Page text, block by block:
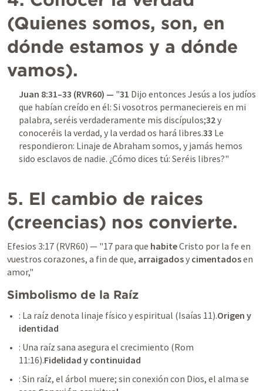
(Quienes somos, son, en
dónde estamos y a dónde
vamos).
Juan 8:31–33 (RVR60) — "31 Dijo entonces Jesús a los judíos
que habían creído en él: Si vosotros permaneciereis en mi
palabra, seréis verdaderamente mis discípulos;32 y
conoceréis la verdad, y la verdad os hará libres.33 Le
respondieron: Linaje de Abraham somos, y jamás hemos
sido esclavos de nadie. ¿Cómo dices tú: Seréis libres?"
5. El cambio de raices
(creencias) nos convierte.
Efesios 3:17 (RVR60) — "17 para que habite Cristo por la fe en
vuestros corazones, a fin de que, arraigados y cimentados en
amor,"
Simbolismo de la Raíz
: La raíz denota linaje físico y espiritual (Isaías 11).Origen y
identidad
: Una raíz sana asegura el crecimiento (Rom
11:16).Fidelidad y continuidad
: Sin raíz, el árbol muere; sin conexión con Dios, el alma se